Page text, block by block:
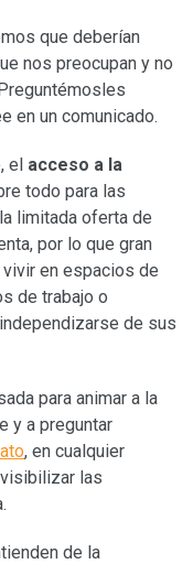
que deberían
nos preocupan y no
en un comunicado.
el acceso a la
todo para las
limitada oferta de
por lo que gran
en espacios de
de trabajo o
de sus
para animar a la
y a preguntar
, en cualquier
las
de la